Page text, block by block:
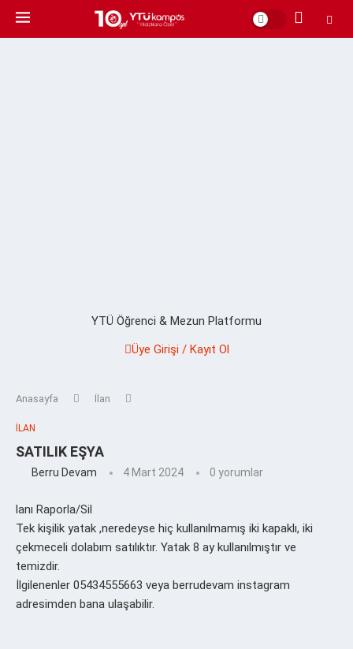
YTÜ Öğrenci & Mezun Platformu
Üye Girişi / Kayıt Ol
Anasayfa İlan
İLAN
SATILIK EŞYA
Berru Devam 4 Mart 2024 0 yorumlar
lanı Raporla/Sil
Tek kişilik yatak ,neredeyse hiç kullanılmamış iki kapaklı, iki
çekmeceli dolabım satılıktır. Yatak 8 ay kullanılmıştır ve
temizdir.
İlgilenenler 05434555663 veya berrudevam instagram
adresimden bana ulaşabilir.